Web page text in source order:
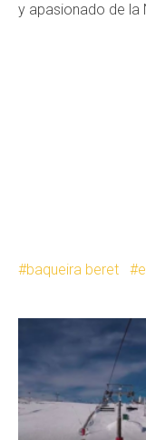
y apasionado de la
baqueira beret